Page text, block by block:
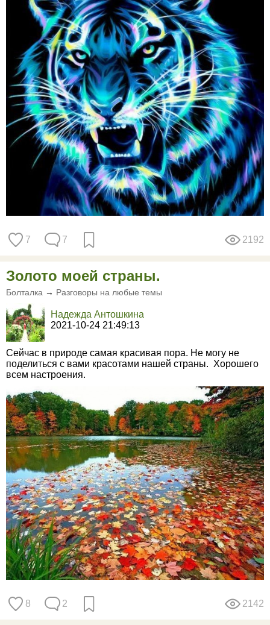
7 7 2192
Золото моей страны.
Болталка → Разговоры на любые темы
Надежда Антошкина
2021-10-24 21:49:13
Сейчас в природе самая красивая пора. Не могу не
поделиться с вами красотами нашей страны. Хорошего
всем настроения.
8 2 2142